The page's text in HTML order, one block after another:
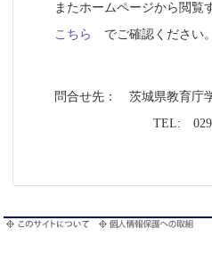
またホームページから閲覧
こちら
でご確認ください。
問合せ先： 茨城県教育庁
TEL: 029-